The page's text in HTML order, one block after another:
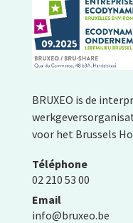
BRUXEO is de
voor het Brussels
Téléphone
02 210 53 00
Email
info@bruxeo.be